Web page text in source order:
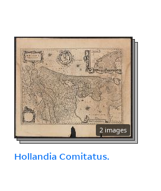
2 images
Hollandia Comitatus.